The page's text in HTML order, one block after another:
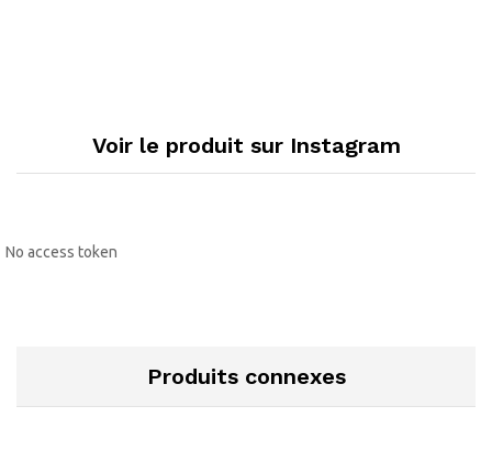
Voir le produit sur Instagram
No access token
Produits connexes